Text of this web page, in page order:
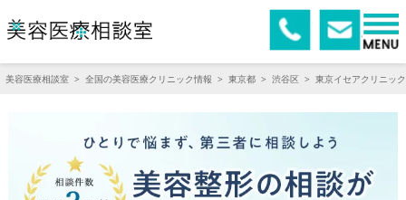
美容医療相談室 > 全国の美容医療クリニック情報 > 東京都 > 渋谷区 > 東京イセアクリニック